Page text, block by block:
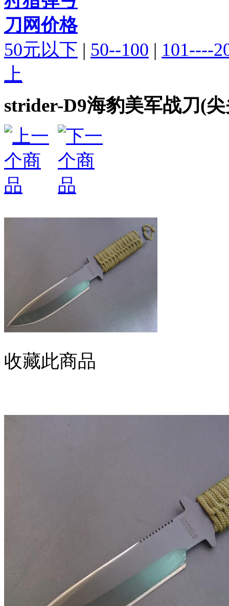
刀网价格
50元以下 | 50--100 | 101----
上
strider-D9海豹美军战刀(
收藏此商品